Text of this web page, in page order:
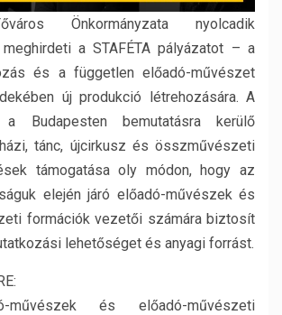
Önkormányzata nyolcadik
a STAFÉTA pályázatot – a
és a független előadó-művészet
új produkció létrehozására. A
Budapesten bemutatásra kerülő
tánc, újcirkusz és összművészeti
támogatása oly módon, hogy az
elején járó előadó-művészek és
formációk vezetői számára biztosít
lehetőséget és anyagi forrást.
művészek és előadó-művészeti